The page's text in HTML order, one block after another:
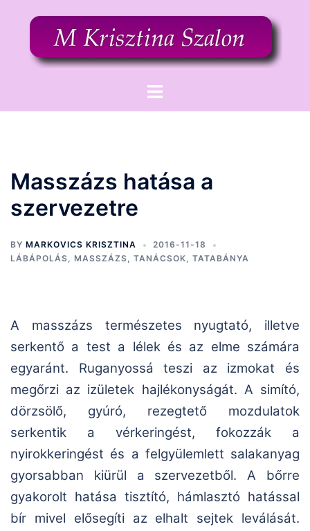
Toggle
Masszázs hatása a
szervezetre
BY MARKOVICS KRISZTINA
2016-11-18
LÁBÁPOLÁS, MASSZÁZS, TANÁCSOK, TATABÁNYA
A masszázs természetes nyugtató, illetve
serkentő a test a lélek és az elme számára
egyaránt. Ruganyossá teszi az izmokat és
megőrzi az izületek hajlékonyságát. A simító,
dörzsölő, gyúró, rezegtető mozdulatok
serkentik a vérkeringést, fokozzák a
nyirokkeringést és a felgyülemlett salakanyag
gyorsabban kiürül a szervezetből. A bőrre
gyakorolt hatása tisztító, hámlasztó hatással
bír mivel elősegíti az elhalt sejtek leválását.